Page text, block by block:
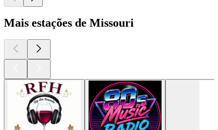
Mais estações de Missouri